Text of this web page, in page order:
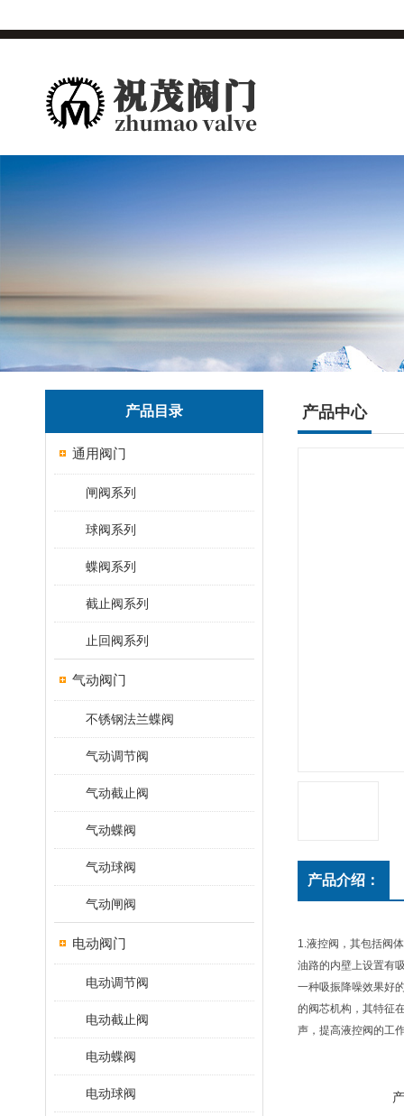
产品目录
通用阀门
闸阀系列
球阀系列
蝶阀系列
截止阀系列
止回阀系列
气动阀门
不锈钢法兰蝶阀
气动调节阀
气动截止阀
气动蝶阀
气动球阀
气动闸阀
电动阀门
电动调节阀
电动截止阀
电动蝶阀
电动球阀
产品中心
产品介绍：
1.液控阀，其包括阀
油路的内壁上设置有
一种吸振降噪效果好
的阀芯机构，其特征
声，提高液控阀的工